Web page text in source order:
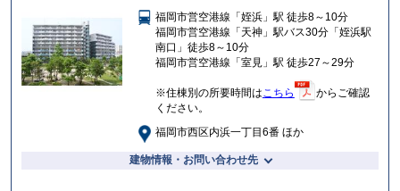
入
り
福岡市営空港線「姪浜」駅 徒歩8～10分
福岡市営空港線「天神」駅バス30分「姪浜駅
南口」徒歩8～10分
福岡市営空港線「室見」駅 徒歩27～29分
※住棟別の所要時間は こちら
からご確認
ください。
福岡市西区内浜一丁目6番 ほか
建物情報・お問い合わせ先